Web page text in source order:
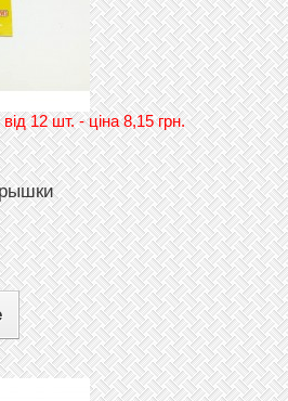
12 шт. - цiна 8,15 грн.